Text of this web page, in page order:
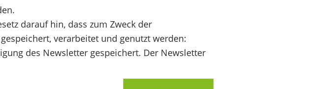
darauf hin, dass zum Zweck der
verarbeitet und genutzt werden:
des Newsletter gespeichert. Der Newsletter